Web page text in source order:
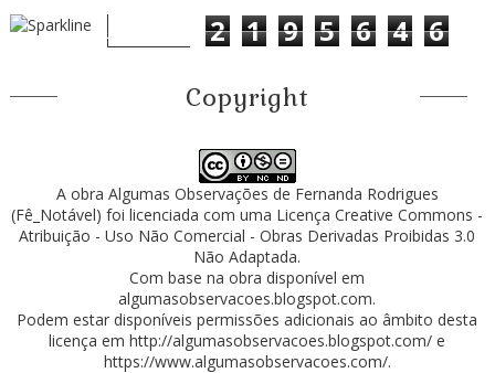
2 1 9 5 6 4 6
Copyright
A obra Algumas Observações de Fernanda Rodrigues
(Fê_Notável) foi licenciada com uma LicençaCreative Commons -
Atribuição - Uso Não Comercial - Obras Derivadas Proibidas 3.0
Não Adaptada.
Com base na obra disponível em
algumasobservacoes.blogspot.com.
Podem estar disponíveis permissões adicionais ao âmbito desta
licença emhttp://algumasobservacoes.blogspot.com/ e
https://www.algumasobservacoes.com/.